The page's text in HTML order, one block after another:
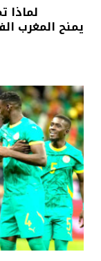
لماذا